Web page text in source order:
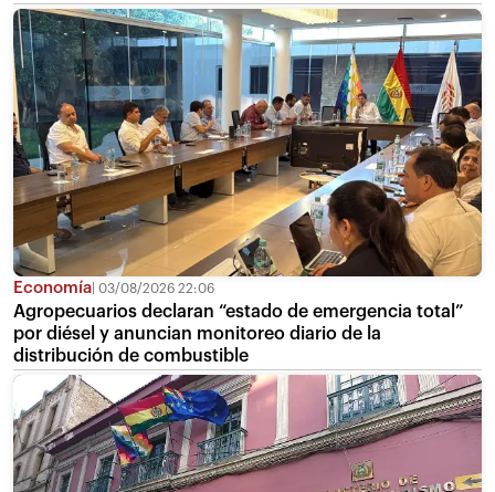
Economía 03/08/2026 22:06
Agropecuarios declaran “estado de emergencia total”
por diésel y anuncian monitoreo diario de la
distribución de combustible